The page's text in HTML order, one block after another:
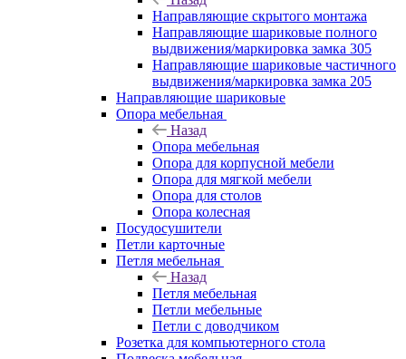
Направляющие скрытого монтажа
Направляющие шариковые полного
выдвижения/маркировка замка 305
Направляющие шариковые частичного
выдвижения/маркировка замка 205
Направляющие шариковые
Опора мебельная
Назад
Опора мебельная
Опора для корпусной мебели
Опора для мягкой мебели
Опора для столов
Опора колесная
Посудосушители
Петли карточные
Петля мебельная
Назад
Петля мебельная
Петли мебельные
Петли с доводчиком
Розетка для компьютерного стола